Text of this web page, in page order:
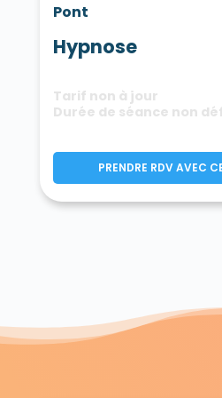
Pont
Hypnose
Tarif non à jour
Durée de séance non
PRENDRE RDV AVEC